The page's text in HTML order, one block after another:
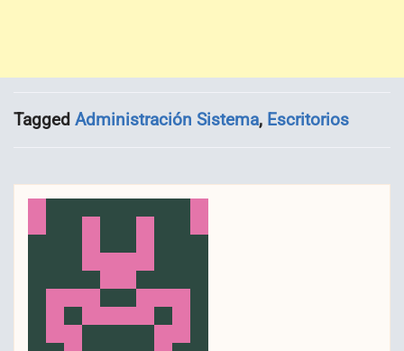
Tagged Administración Sistema, Escritorios